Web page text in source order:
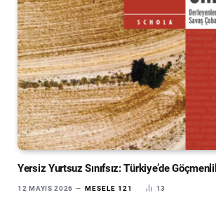
Yersiz Yurtsuz Sınıfsız: Türkiye’de
12 MAYIS 2026 MESELE 121 13